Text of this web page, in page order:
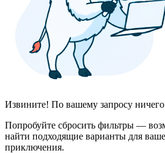
Извините! По вашему запросу
Попробуйте сбросить фильтры —
найти подходящие варианты для
приключения.